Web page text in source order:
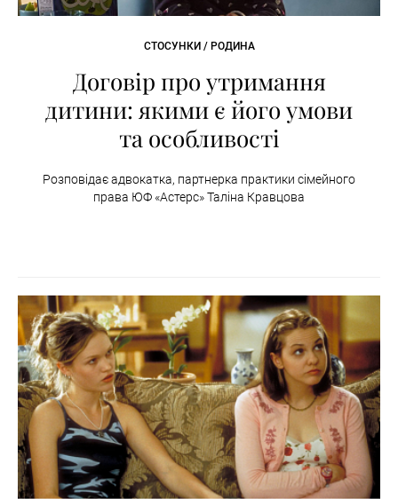
СТОСУНКИ / РОДИНА
Договір про утримання
дитини: якими є його умови
та особливості
Розповідає адвокатка, партнерка практики сімейного
права ЮФ «Астерс» Таліна Кравцова